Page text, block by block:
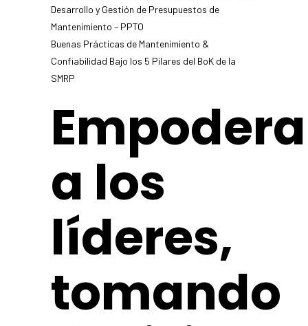
Desarrollo y Gestión de Presupuestos de
Mantenimiento – PPTO
Buenas Prácticas de Mantenimiento &
Confiabilidad Bajo los 5 Pilares del BoK de la
SMRP
a los
líderes,
tomando